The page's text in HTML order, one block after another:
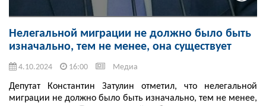
Нелегальной миграции не должно было быть
изначально, тем не менее, она существует
4.10.2024 16:00 Медиа
Депутат Константин Затулин отметил, что нелегальной
миграции не должно было быть изначально, тем не менее,